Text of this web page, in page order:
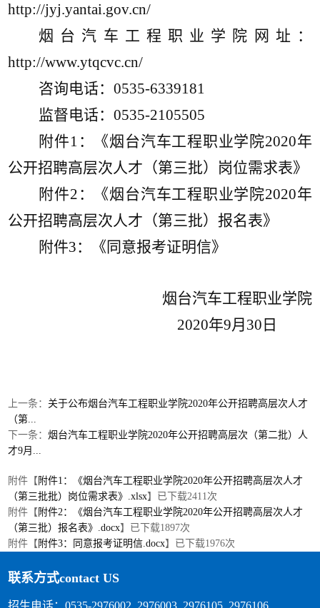
http://jyj.yantai.gov.cn/
烟台汽车工程职业学院网址：
http://www.ytqcvc.cn/
咨询电话：0535-6339181
监督电话：0535-2105505
附件1：《烟台汽车工程职业学院2020年
公开招聘高层次人才（第三批）岗位需求表》
附件2：《烟台汽车工程职业学院2020年
公开招聘高层次人才（第三批）报名表》
附件3：《同意报考证明信》
烟台汽车工程职业学院
2020年9月30日
上一条： 关于公布烟台汽车工程职业学院2020年公开招聘高层次人才
（第...
下一条：烟台汽车工程职业学院2020年公开招聘高层次（第二批）人
才9月...
附件【 附件1：《烟台汽车工程职业学院2020年公开招聘高层次人才
（第三批批）岗位需求表》.xlsx】已下载2411次
附件【 附件2：《烟台汽车工程职业学院2020年公开招聘高层次人才
（第三批）报名表》.docx】已下载1897次
附件【 附件3：同意报考证明信.docx】已下载1976次
联系方式contact US
招生电话：0535-2976002 2976003 2976105 2976106